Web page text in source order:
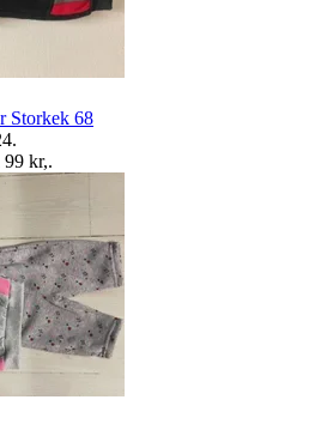
Storkek 68
.
99 kr,.